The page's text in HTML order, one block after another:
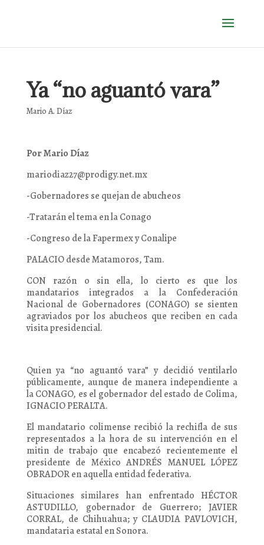
Ya “no aguantó vara”
Mario A. Díaz
Por Mario Díaz
mariodiaz27@prodigy.net.mx
-Gobernadores se quejan de abucheos
-Tratarán el tema en la Conago
-Congreso de la Fapermex y Conalipe
PALACIO desde Matamoros, Tam.
CON razón o sin ella, lo cierto es que los
mandatarios integrados a la Confederación
Nacional de Gobernadores (CONAGO) se sienten
agraviados por los abucheos que reciben en cada
visita presidencial.
Quien ya “no aguantó vara” y decidió ventilarlo
públicamente, aunque de manera independiente a
la CONAGO, es el gobernador del estado de Colima,
IGNACIO PERALTA.
El mandatario colimense recibió la rechifla de sus
representados a la hora de su intervención en el
mitin de trabajo que encabezó recientemente el
presidente de México ANDRÉS MANUEL LÓPEZ
OBRADOR en aquella entidad federativa.
Situaciones similares han enfrentado HÉCTOR
ASTUDILLO, gobernador de Guerrero; JAVIER
CORRAL, de Chihuahua; y CLAUDIA PAVLOVICH,
mandataria estatal en Sonora.